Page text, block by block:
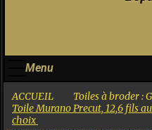
ACCUEIL
Toiles à broder :
Toile Murano Precut, 12,6 fils
choix